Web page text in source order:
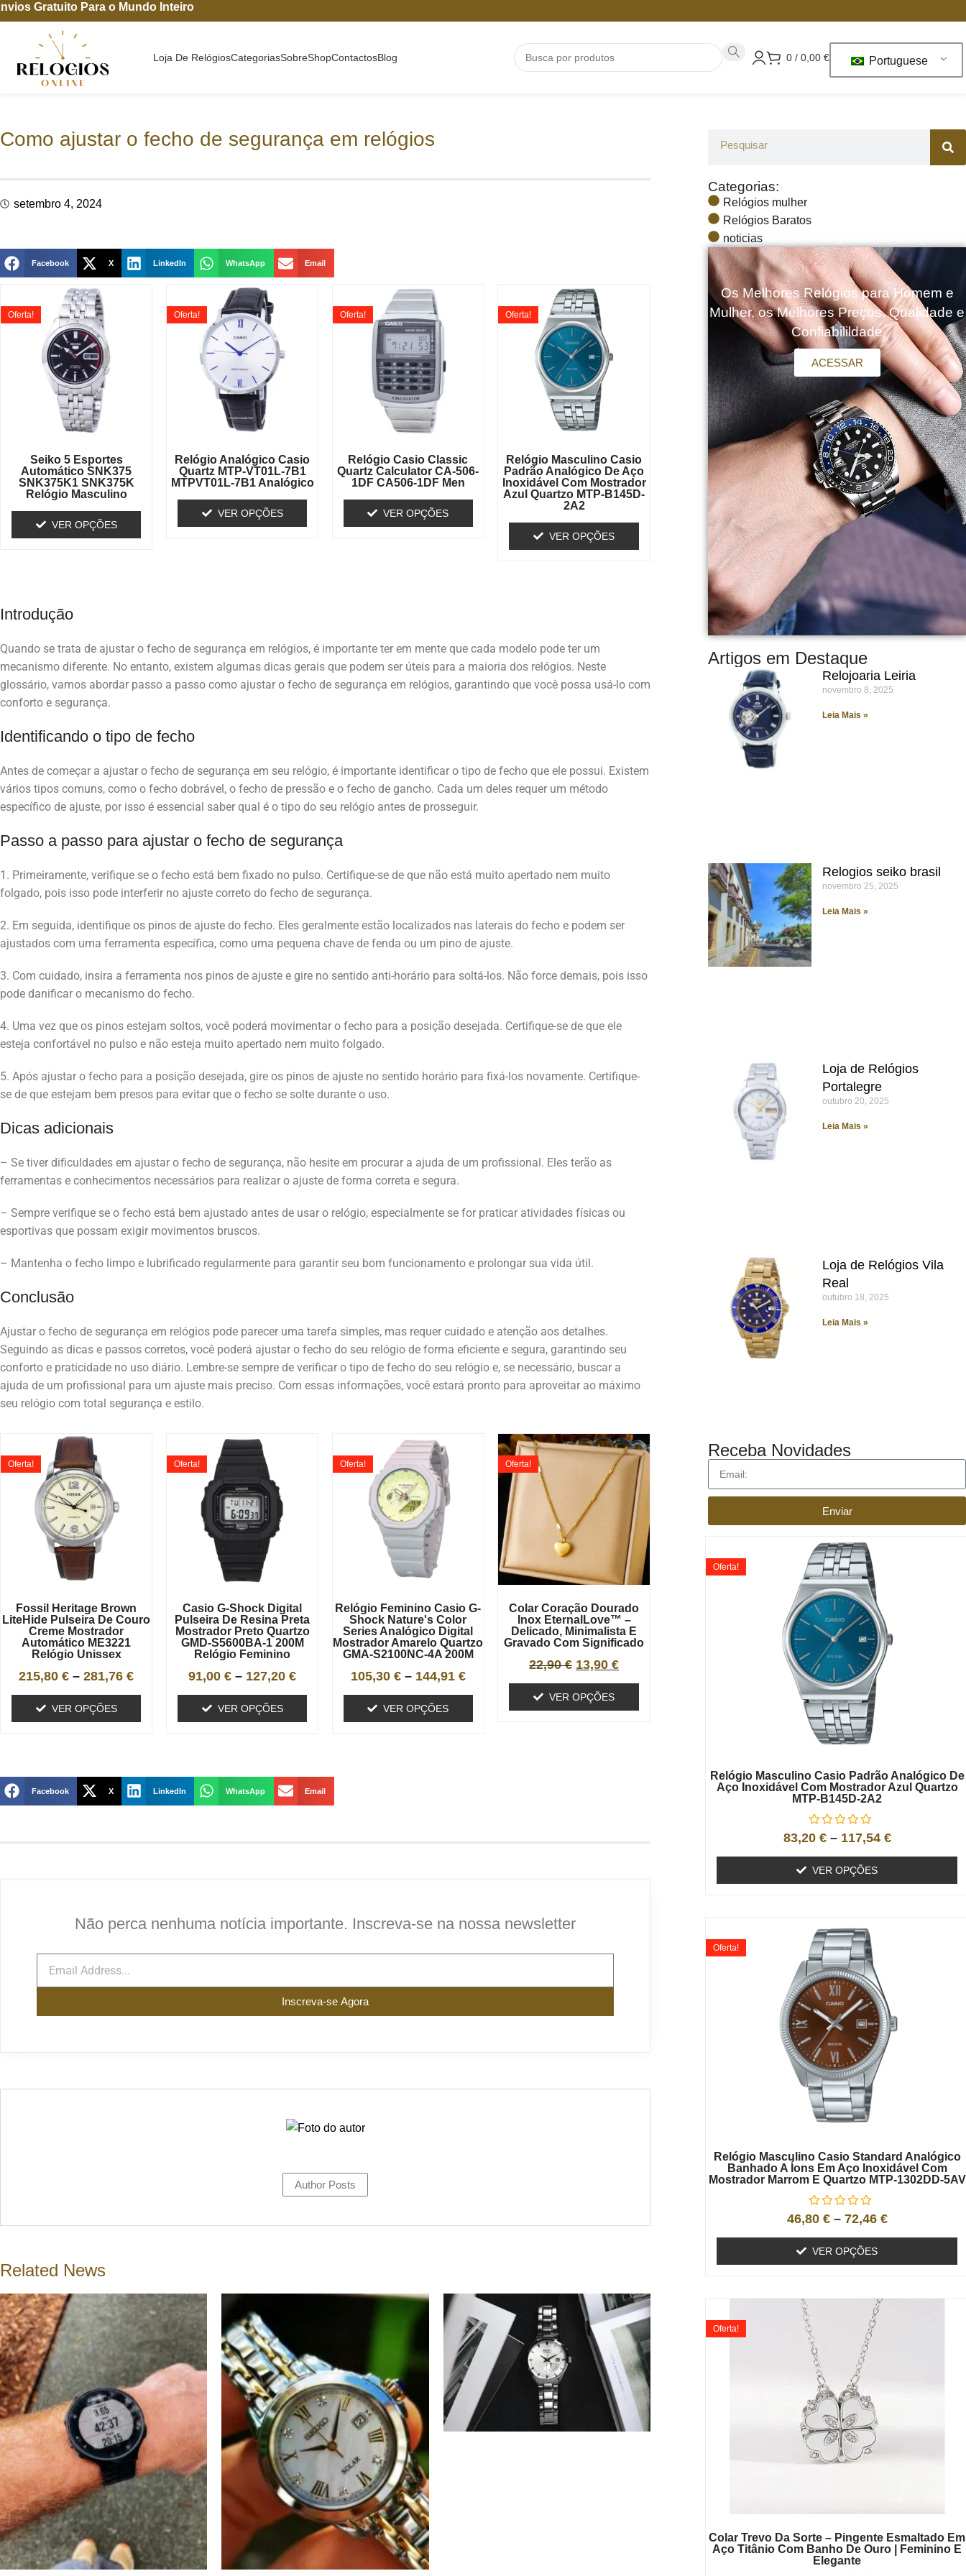
Gratuito Para o Mundo Inteiro
Loja De RelógiosCategoriasSobreShopContactosBlog 0 / 0,00 € Portuguese
Como ajustar o fecho de segurança em relógios
setembro 4, 2024
Facebook X LinkedIn WhatsApp Email
Seiko 5 Esportes
Automático SNK375
SNK375K1 SNK375K
Relógio Masculino
Oferta!
VER OPÇÕES
Relógio Analógico Casio
Quartz MTP-VT01L-7B1
MTPVT01L-7B1 Analógico
Oferta!
VER OPÇÕES
Relógio Casio Classic
Quartz Calculator CA-506-
1DF CA506-1DF Men
Oferta!
VER OPÇÕES
Relógio Masculino Casio
Padrão Analógico De Aço
Inoxidável Com Mostrador
Azul Quartzo MTP-B145D-
2A2
Oferta!
VER OPÇÕES
Introdução
Quando se trata de ajustar o fecho de segurança em relógios, é importante ter em mente que cada modelo pode ter um
mecanismo diferente. No entanto, existem algumas dicas gerais que podem ser úteis para a maioria dos relógios. Neste
glossário, vamos abordar passo a passo como ajustar o fecho de segurança em relógios, garantindo que você possa usá-lo com
conforto e segurança.
Identificando o tipo de fecho
Antes de começar a ajustar o fecho de segurança em seu relógio, é importante identificar o tipo de fecho que ele possui. Existem
vários tipos comuns, como o fecho dobrável, o fecho de pressão e o fecho de gancho. Cada um deles requer um método
específico de ajuste, por isso é essencial saber qual é o tipo do seu relógio antes de prosseguir.
Passo a passo para ajustar o fecho de segurança
1. Primeiramente, verifique se o fecho está bem fixado no pulso. Certifique-se de que não está muito apertado nem muito
folgado, pois isso pode interferir no ajuste correto do fecho de segurança.
2. Em seguida, identifique os pinos de ajuste do fecho. Eles geralmente estão localizados nas laterais do fecho e podem ser
ajustados com uma ferramenta específica, como uma pequena chave de fenda ou um pino de ajuste.
3. Com cuidado, insira a ferramenta nos pinos de ajuste e gire no sentido anti-horário para soltá-los. Não force demais, pois isso
pode danificar o mecanismo do fecho.
4. Uma vez que os pinos estejam soltos, você poderá movimentar o fecho para a posição desejada. Certifique-se de que ele
esteja confortável no pulso e não esteja muito apertado nem muito folgado.
5. Após ajustar o fecho para a posição desejada, gire os pinos de ajuste no sentido horário para fixá-los novamente. Certifique-
se de que estejam bem presos para evitar que o fecho se solte durante o uso.
Dicas adicionais
– Se tiver dificuldades em ajustar o fecho de segurança, não hesite em procurar a ajuda de um profissional. Eles terão as
ferramentas e conhecimentos necessários para realizar o ajuste de forma correta e segura.
– Sempre verifique se o fecho está bem ajustado antes de usar o relógio, especialmente se for praticar atividades físicas ou
esportivas que possam exigir movimentos bruscos.
– Mantenha o fecho limpo e lubrificado regularmente para garantir seu bom funcionamento e prolongar sua vida útil.
Conclusão
Ajustar o fecho de segurança em relógios pode parecer uma tarefa simples, mas requer cuidado e atenção aos detalhes.
Seguindo as dicas e passos corretos, você poderá ajustar o fecho do seu relógio de forma eficiente e segura, garantindo seu
conforto e praticidade no uso diário. Lembre-se sempre de verificar o tipo de fecho do seu relógio e, se necessário, buscar a
ajuda de um profissional para um ajuste mais preciso. Com essas informações, você estará pronto para aproveitar ao máximo
seu relógio com total segurança e estilo.
Fossil Heritage Brown
LiteHide Pulseira De Couro
Creme Mostrador
Automático ME3221
Relógio Unissex
Oferta!
215,80€ – 281,76€
VER OPÇÕES
Casio G-Shock Digital
Pulseira De Resina Preta
Mostrador Preto Quartzo
GMD-S5600BA-1 200M
Relógio Feminino
Oferta!
91,00€ – 127,20€
VER OPÇÕES
Relógio Feminino Casio G-
Shock Nature's Color
Series Analógico Digital
Mostrador Amarelo Quartzo
GMA-S2100NC-4A 200M
Oferta!
105,30 € – 144,91 €
VER OPÇÕES
Colar Coração Dourado
Inox EternalLove™ –
Delicado, Minimalista E
Gravado Com Significado
Oferta!
22,90€ 13,90€
VER OPÇÕES
Facebook X LinkedIn WhatsApp Email
Não perca nenhuma notícia importante. Inscreva-se na nossa newsletter
Inscreva-se Agora
Author Posts
Related News
Categorias:
Relógios mulher
Relógios Baratos
noticias
Os Melhores Relógios para Homem e
Mulher, os Melhores Preços, Qualidade e
Confiabilildade
ACESSAR
Artigos em Destaque
Relojoaria Leiria
novembro 8, 2025
Leia Mais »
Relogios seiko brasil
novembro 25, 2025
Leia Mais »
Loja de Relógios
Portalegre
outubro 20, 2025
Leia Mais »
Loja de Relógios Vila
Real
outubro 18, 2025
Leia Mais »
Receba Novidades
Enviar
Relógio Masculino Casio Padrão Analógico De
Aço Inoxidável Com Mostrador Azul Quartzo
MTP-B145D-2A2
Oferta!
83,20 € – 117,54 €
VER OPÇÕES
Relógio Masculino Casio Standard Analógico
Banhado A Íons Em Aço Inoxidável Com
Mostrador Marrom E Quartzo MTP-1302DD-5AV
Oferta!
46,80 € – 72,46 €
VER OPÇÕES
Colar Trevo Da Sorte – Pingente Esmaltado Em
Aço Titânio Com Banho De Ouro | Feminino E
Elegante
Oferta!